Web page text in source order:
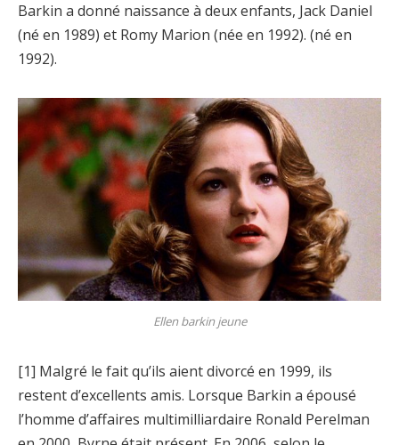
Barkin a donné naissance à deux enfants, Jack Daniel
(né en 1989) et Romy Marion (née en 1992). (né en
1992).
Ellen barkin jeune
[1] Malgré le fait qu’ils aient divorcé en 1999, ils
restent d’excellents amis. Lorsque Barkin a épousé
l’homme d’affaires multimilliardaire Ronald Perelman